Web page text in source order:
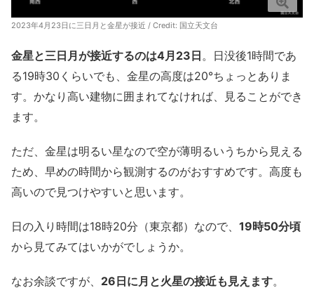
2023年4月23日に三日月と金星が接近 / Credit: 国立天文台
金星と三日月が接近するのは4月23日 。日没後1時間であ
る19時30くらいでも、金星の高度は20°ちょっとありま
す。かなり高い建物に囲まれてなければ、見ることができ
ます。
ただ、金星は明るい星なので空が薄明るいうちから見える
ため、早めの時間から観測するのがおすすめです。高度も
高いので見つけやすいと思います。
日の入り時間は18時20分（東京都）なので、 19時50分頃
から見てみてはいかがでしょうか。
なお余談ですが、 26日に月と火星の接近も見えます。